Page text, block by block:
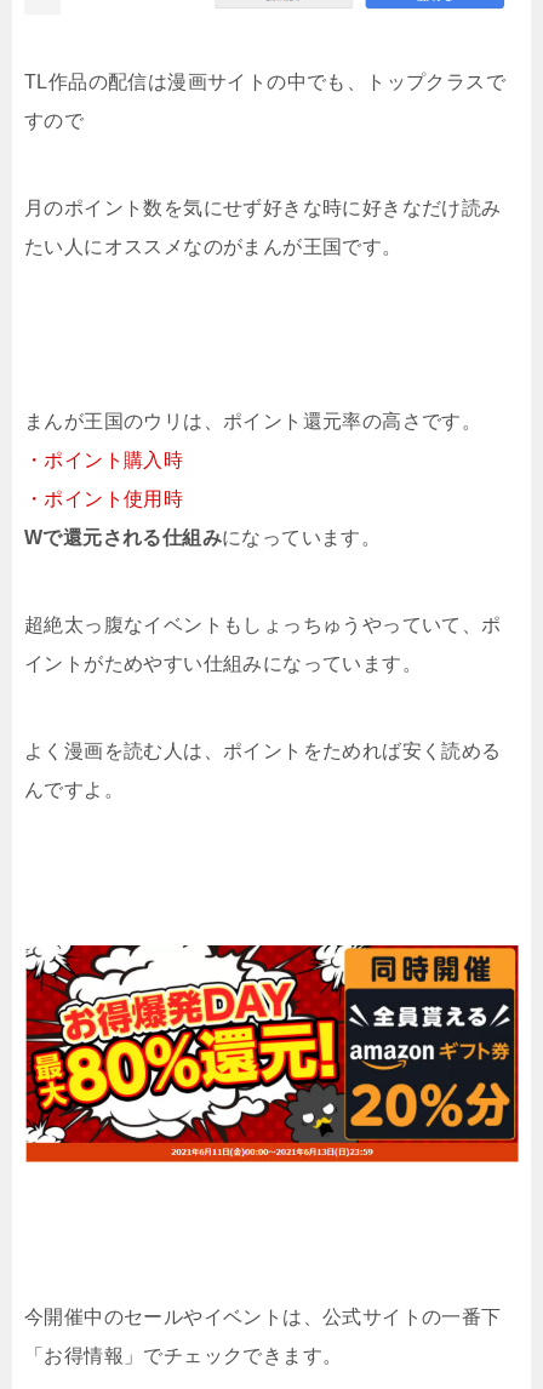
TL作品の配信は漫画サイトの中でも、トップクラスで
すので
月のポイント数を気にせず好きな時に好きなだけ読み
たい人にオススメなのがまんが王国です。
まんが王国のウリは、ポイント還元率の高さです。
・ポイント購入時
・ポイント使用時
Wで還元される仕組みになっています。
超絶太っ腹なイベントもしょっちゅうやっていて、ポ
イントがためやすい仕組みになっています。
よく漫画を読む人は、ポイントをためれば安く読める
んですよ。
今開催中のセールやイベントは、公式サイトの一番下
「お得情報」でチェックできます。